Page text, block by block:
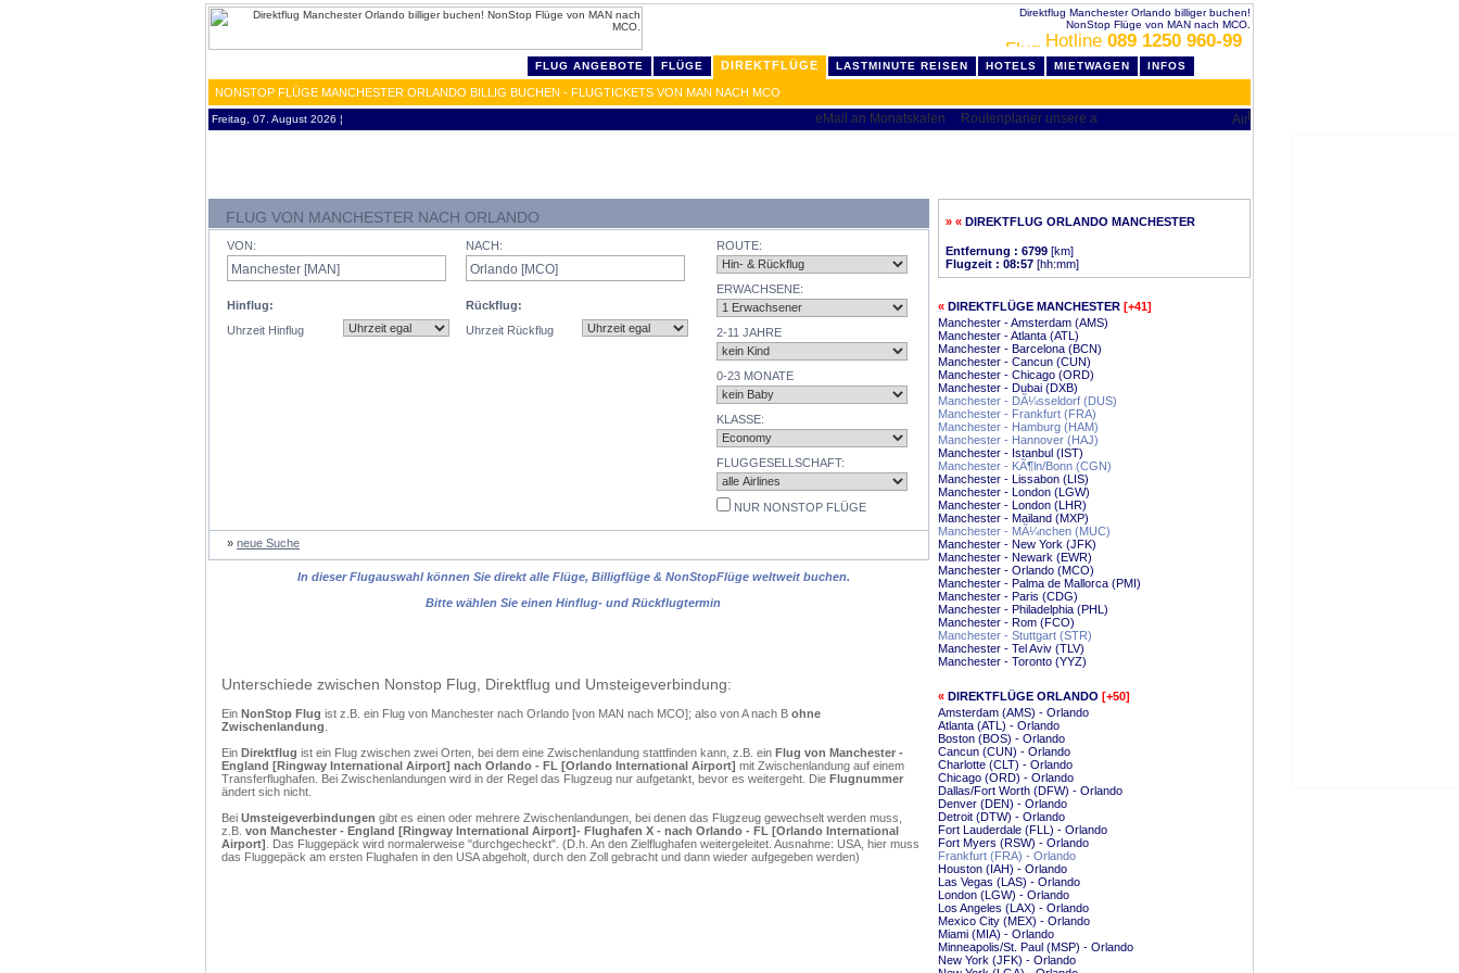
Direktflug Manchester Orlando billiger buchen!
NonStop Flüge von MAN nach MCO.
Hotline 089 1250 960-99
FLUG ANGEBOTE FLÜGE DIREKTFLÜGE LASTMINUTE REISEN HOTELS MIETWAGEN INFOS
NONSTOP FLÜGE MANCHESTER ORLANDO BILLIG BUCHEN - FLUGTICKETS VON MAN NACH MCO
Freitag, 07. August 2026 ¦
FLUG VON MANCHESTER NACH ORLANDO
VON:
Hinflug:
Uhrzeit Hinflug
NACH:
Rückflug:
Uhrzeit Rückflug
ROUTE:
ERWACHSENE:
2-11 JAHRE
0-23 MONATE
KLASSE:
FLUGGESELLSCHAFT:
NUR NONSTOP FLÜGE
» neue Suche
In dieser Flugauswahl können Sie direkt alle Flüge, Billigflüge & NonStopFlüge weltweit buchen.
Bitte wählen Sie einen Hinflug- und Rückflugtermin
Unterschiede zwischen Nonstop Flug, Direktflug und Umsteigeverbindung:
Ein NonStop Flug ist z.B. ein Flug von Manchester nach Orlando [von MAN nach MCO]; also von A nach B ohne
Zwischenlandung
Ein Direktflug ist ein Flug zwischen zwei Orten, bei dem eine Zwischenlandung stattfinden kann, z.B. ein Flug von Manchester -
England [Ringway International Airport] nach Orlando - FL [Orlando International Airport] mit Zwischenlandung auf einem
Transferflughafen. Bei Zwischenlandungen wird in der Regel das Flugzeug nur aufgetankt, bevor es weitergeht. Die Flugnummer
ändert sich nicht.
Bei Umsteigeverbindungen gibt es einen oder mehrere Zwischenlandungen, bei denen das Flugzeug gewechselt werden muss,
z.B. von Manchester - England [Ringway International Airport]- Flughafen X - nach Orlando - FL [Orlando International
Airport] . Das Fluggepäck wird normalerweise "durchgecheckt". (D.h. An den Zielflughafen weitergeleitet. Ausnahme: USA, hier muss
das Fluggepäck am ersten Flughafen in den USA abgeholt, durch den Zoll gebracht und dann wieder aufgegeben werden)
» « DIREKTFLUG ORLANDO MANCHESTER
Entfernung : 6799 [km]
Flugzeit : 08:57 [hh:mm]
« DIREKTFLÜGE MANCHESTER [+41]
Manchester - Amsterdam (AMS)
Manchester - Atlanta (ATL)
Manchester - Barcelona (BCN)
Manchester - Cancun (CUN)
Manchester - Chicago (ORD)
Manchester - Dubai (DXB)
Manchester - DÃ¼sseldorf (DUS)
Manchester - Frankfurt (FRA)
Manchester - Hamburg (HAM)
Manchester - Hannover (HAJ)
Manchester - Istanbul (IST)
Manchester - KÃ¶ln/Bonn (CGN)
Manchester - Lissabon (LIS)
Manchester - London (LGW)
Manchester - London (LHR)
Manchester - Mailand (MXP)
Manchester - MÃ¼nchen (MUC)
Manchester - New York (JFK)
Manchester - Newark (EWR)
Manchester - Orlando (MCO)
Manchester - Palma de Mallorca (PMI)
Manchester - Paris (CDG)
Manchester - Philadelphia (PHL)
Manchester - Rom (FCO)
Manchester - Stuttgart (STR)
Manchester - Tel Aviv (TLV)
Manchester - Toronto (YYZ)
« DIREKTFLÜGE ORLANDO [+50]
Amsterdam (AMS) - Orlando
Atlanta (ATL) - Orlando
Boston (BOS) - Orlando
Cancun (CUN) - Orlando
Charlotte (CLT) - Orlando
Chicago (ORD) - Orlando
Dallas/Fort Worth (DFW) - Orlando
Denver (DEN) - Orlando
Detroit (DTW) - Orlando
Fort Lauderdale (FLL) - Orlando
Fort Myers (RSW) - Orlando
Frankfurt (FRA) - Orlando
Houston (IAH) - Orlando
Las Vegas (LAS) - Orlando
London (LGW) - Orlando
Los Angeles (LAX) - Orlando
Mexico City (MEX) - Orlando
Miami (MIA) - Orlando
Minneapolis/St. Paul (MSP) - Orlando
New York (JFK) - Orlando